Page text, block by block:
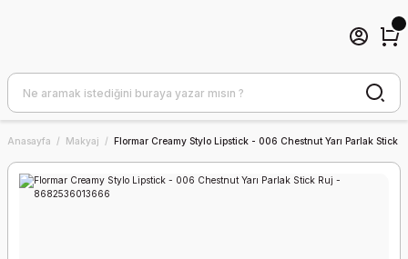
Anasayfa Makyaj Flormar Creamy Stylo Lipstick - 006 Chestnut Yarı Parlak Stick